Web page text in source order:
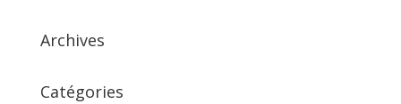
Archives
Catégories